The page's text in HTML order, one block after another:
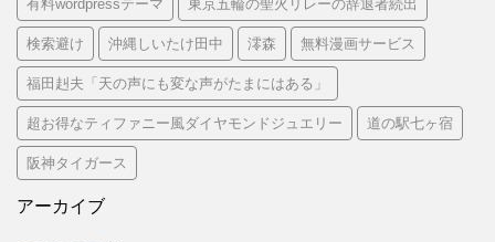
有料wordpressテーマ 東京五輪の聖火リレーの辞退者続出
検索避け 沖縄しいたけ田中 澪森 無料漫画サービス
福田赳夫「天の声にも変な声がたまにはある」
超お得なティファニー風ダイヤモンドジュエリー 道の駅七ヶ宿
阪神タイガース
アーカイブ